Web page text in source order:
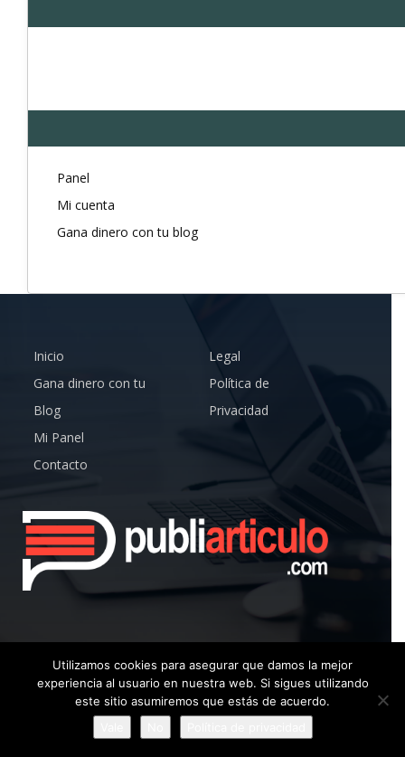
Panel
Mi cuenta
Gana dinero con tu blog
Inicio
Gana dinero con tu
Blog
Mi Panel
Contacto
Legal
Política de
Privacidad
© Copyright 2019 – Publiarticulo – Todos los Derechos
reservados.
Utilizamos cookies para asegurar que damos la mejor
experiencia al usuario en nuestra web. Si sigues utilizando
este sitio asumiremos que estás de acuerdo.